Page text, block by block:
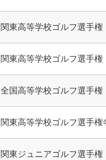
関東高等学校ゴルフ選手権
関東高等学校ゴルフ選手権
全国高等学校ゴルフ選手権
関東高等学校ゴルフ選手権
関東ジュニアゴルフ選手権